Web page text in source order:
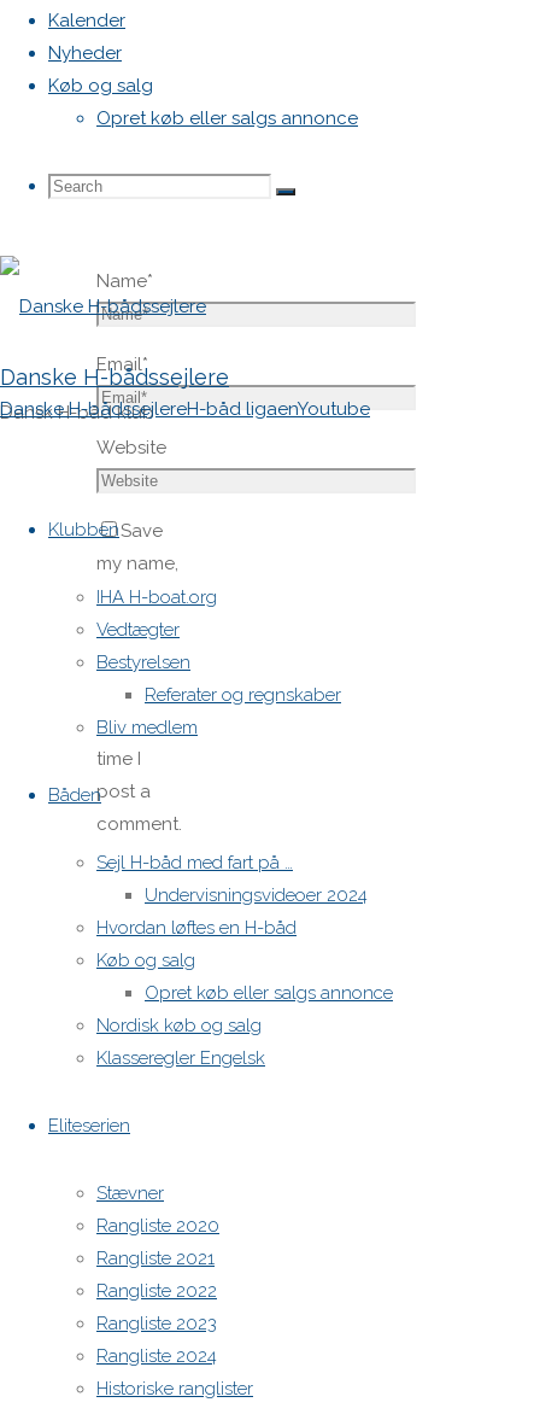
Kalender
Nyheder
Køb og salg
Opret køb eller salgs annonce
Search
Search
Search
Danske H-bådssejlere
Dansk H-båd klub
Danske H-bådssejlereH-båd ligaenYoutube
Klubben
IHA H-boat.org
Vedtægter
Bestyrelsen
Referater og regnskaber
Bliv medlem
Båden
Sejl H-båd med fart på …
Undervisningsvideoer 2024
Hvordan løftes en H-båd
Køb og salg
Opret køb eller salgs annonce
Nordisk køb og salg
Klasseregler Engelsk
Eliteserien
Stævner
Rangliste 2020
Rangliste 2021
Rangliste 2022
Rangliste 2023
Rangliste 2024
Historiske ranglister
med
Comment
Name*
Email*
Website
Save
my name,
email,
and site
URL in my
browser
for next
time I
post a
comment.
H-båds kalenderen i Europa
Powered by